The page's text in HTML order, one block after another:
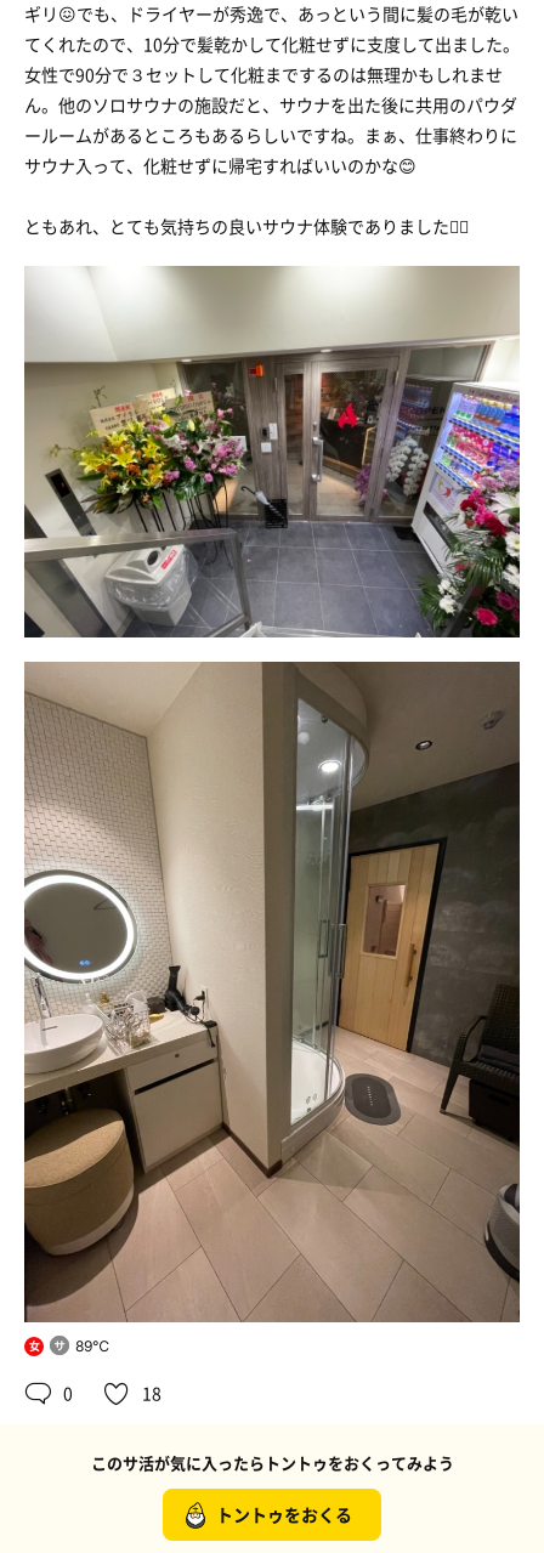
ギリ😖でも、ドライヤーが秀逸で、あっという間に髪の毛が乾い
てくれたので、10分で髪乾かして化粧せずに支度して出ました。
女性で90分で３セットして化粧までするのは無理かもしれませ
ん。他のソロサウナの施設だと、サウナを出た後に共用のパウダ
ールームがあるところもあるらしいですね。まぁ、仕事終わりに
サウナ入って、化粧せずに帰宅すればいいのかな😊
ともあれ、とても気持ちの良いサウナ体験でありました🙆‍♀️
女 89℃
0 18
このサ活が気に入ったらトントゥをおくってみよう
トントゥをおくる